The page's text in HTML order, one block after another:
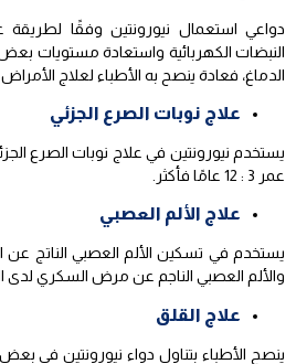
دواعي استعمال نيورونتين وفقًا
النبضات الكهربائية واستعادة مستويات بعض
الدماغ، فعادة ينصح به الأطباء لعلاج الأمراض
علاج نوبات الصرع الجزئي
يستخدم نيورونتين في علاج نوبات الصرع
عمر 3 : 12 عامًا فأكثر.
علاج الألم العصبي
يستخدم في تسكين الألم العصبي الناتج عن
والألم العصبي الناجم عن مرض السكري لدى
علاج القلق
ينصح الأطباء بتناول دواء نيورونتين في